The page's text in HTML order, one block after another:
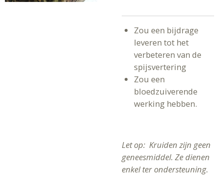
Zou een bijdrage
leveren tot het
verbeteren van de
spijsvertering
Zou een
bloedzuiverende
werking hebben.
Let op: Kruiden zijn geen
geneesmiddel. Ze dienen
enkel ter ondersteuning.